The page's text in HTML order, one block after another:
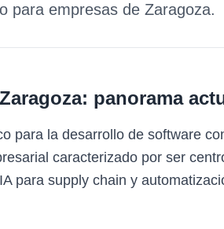
para empresas de Zaragoza.
Zaragoza: panorama
para la desarrollo de software
caracterizado por ser
para supply chain y